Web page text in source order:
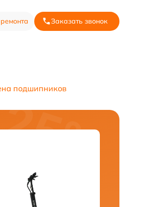
Заказать звонок
подшипников